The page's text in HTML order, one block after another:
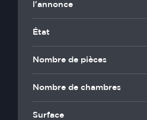
l'annonce
État
Nombre de pièces
Nombre de chambres
Surface